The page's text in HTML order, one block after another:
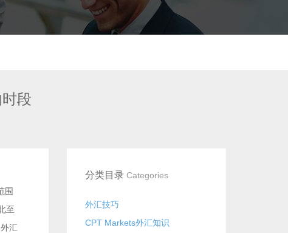
段
围
至
汇
分类目录 Categories
外汇技巧
CPT Markets外汇知识